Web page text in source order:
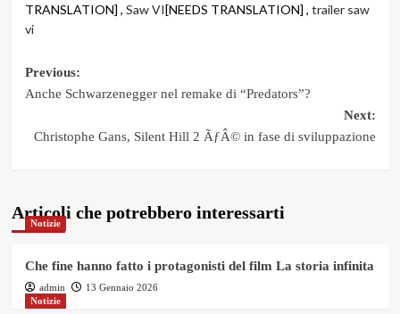
TRANSLATION] , Saw VI[NEEDS TRANSLATION] , trailer saw
vi
Post
Previous:
Anche Schwarzenegger nel remake di “Predators”?
Next:
Christophe Gans, Silent Hill 2 ÃƒÂ© in fase di sviluppazione
Articoli che potrebbero interessarti
Notizie
Che fine hanno fatto i protagonisti del film La storia infinita
admin
13 Gennaio 2026
Notizie